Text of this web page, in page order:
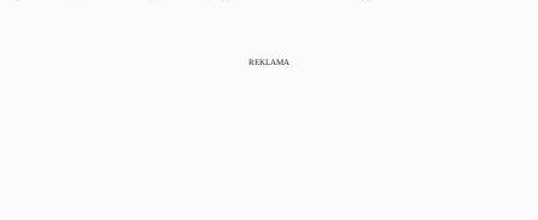
REKLAMA